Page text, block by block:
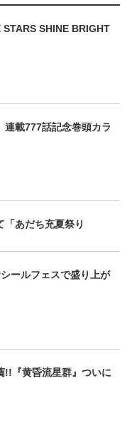
STARS SHINE BRIGHT
連載777話記念巻頭カラ
「あだち充夏祭り
ールフェスで盛り上が
!!『黄昏流星群』ついに